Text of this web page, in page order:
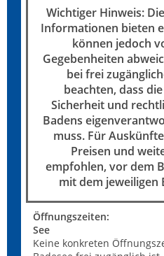
Wichtiger Hinweis:
Informationen bieten
können jedoch
Gegebenheiten
bei frei
beachten, dass
Sicherheit und
Badens
muss. Für
Preisen und
empfohlen, vor dem
mit dem jeweiligen
Öffnungszeiten:
See
Keine konkreten